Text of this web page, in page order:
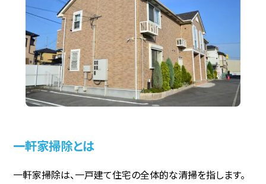
一軒家掃除とは
一軒家掃除は、一戸建て住宅の全体的な清掃を指します。